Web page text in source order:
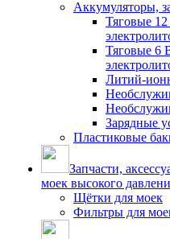
Аккумуляторы,
Тяговые
Тяговые 6
Литий-
Зарядные
Пластиковые
Запчасти,
моек высокого
Щётки для моек
Фильтры для